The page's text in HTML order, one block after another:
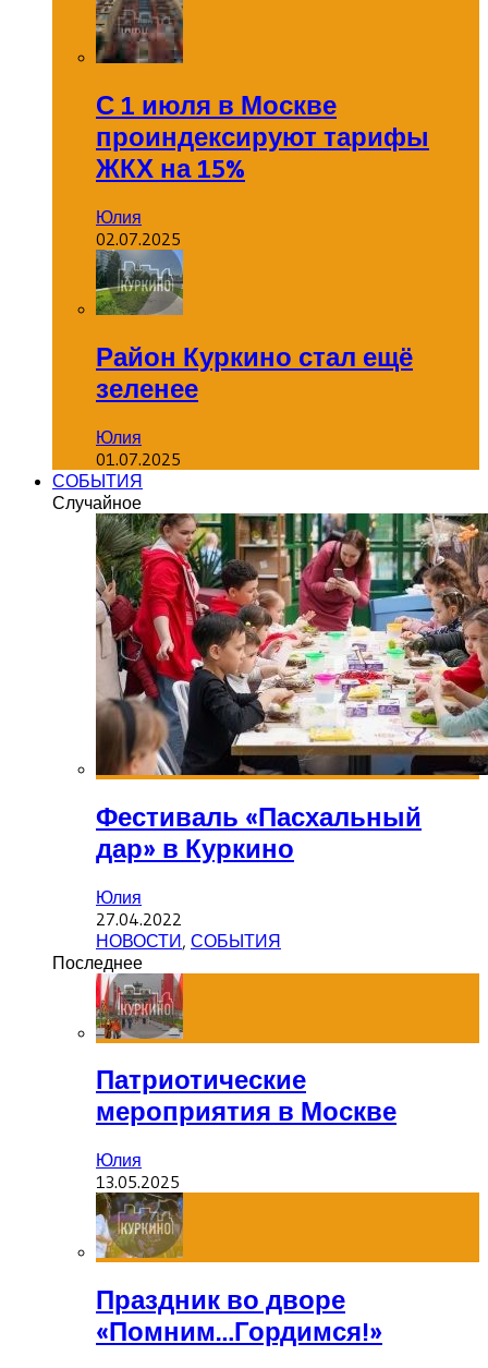
С 1 июля в Москве
проиндексируют тарифы
ЖКХ на 15%
Юлия
02.07.2025
Район Куркино стал ещё
зеленее
Юлия
01.07.2025
СОБЫТИЯ
Случайное
Фестиваль «Пасхальный
дар» в Куркино
Юлия
27.04.2022
НОВОСТИ, СОБЫТИЯ
Последнее
Патриотические
мероприятия в Москве
Юлия
13.05.2025
Праздник во дворе
«Помним…Гордимся!»